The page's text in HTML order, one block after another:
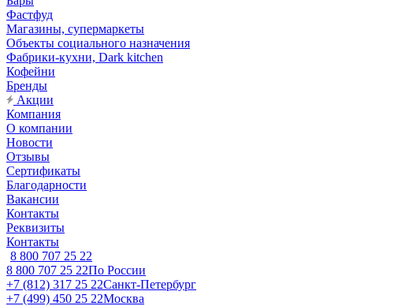
Фастфуд
Магазины, супермаркеты
Объекты социального назначения
Фабрики-кухни, Dark kitchen
Кофейни
Бренды
Акции
Компания
О компании
Новости
Отзывы
Сертификаты
Благодарности
Вакансии
Контакты
Реквизиты
Контакты
8 800 707 25 22
8 800 707 25 22По России
+7 (812) 317 25 22Санкт-Петербург
+7 (499) 450 25 22Москва